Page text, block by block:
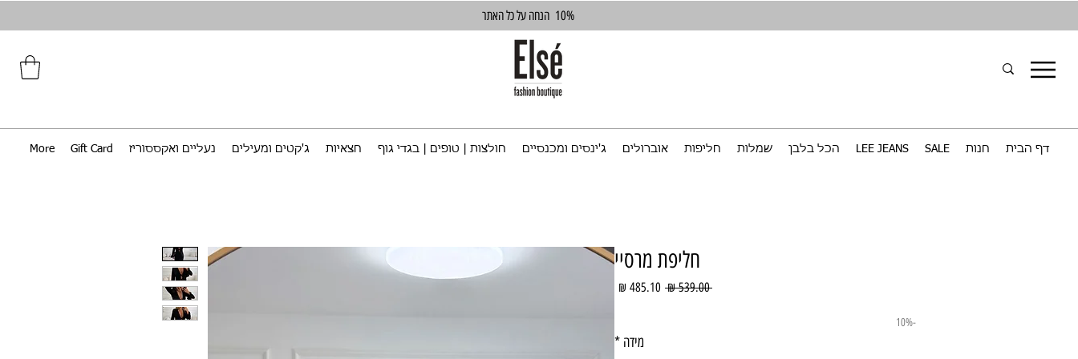
10% הנחה על כל האתר
דף הבית חנות SALE
LEE JEANS הכל בלבן שמלות חליפות אוברולים ג'ינסים ומכנסיים חולצות | טופים | בגדי גוף חצאיות ג'קטים ומעילים נעליים ואקססוריז Gift Card
More
חליפת מרסיי
‏539.00 ‏₪
מחיר
-10%
מידה *